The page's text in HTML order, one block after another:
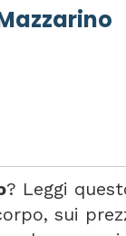
? Leggi
sui